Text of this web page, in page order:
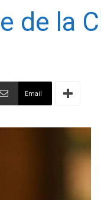
de la
Email